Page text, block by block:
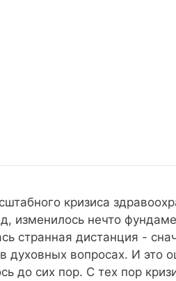
кризиса
изменилось нечто
странная дистанция -
духовных вопросах. И это
до сих пор. С тех пор